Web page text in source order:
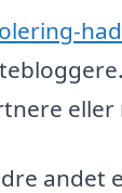
eller
andet